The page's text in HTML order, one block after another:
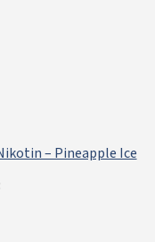
– Pineapple Ice